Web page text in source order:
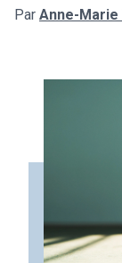
Par Anne-